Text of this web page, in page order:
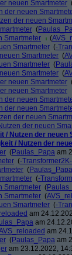
neuen Smartmeter
der neuen
der neuen
(
Smartmeter
(
Smartmeter (-
Smartmeter (
Smartmeter (
Smartmeter (
neuen Smartmeter
neuen Smartmeter
der neuen
der neuen
der neuen
der neuen
/ Nutzen der neuen
/ Nutzen der
(Paulas_Papa am
(-Transformer2K-
(Paulas_Papa
(-
Smartmeter (
Smartmeter (
Smartmeter (-
am
am
am
(Paulas_Papa am
am 23.12.2022,